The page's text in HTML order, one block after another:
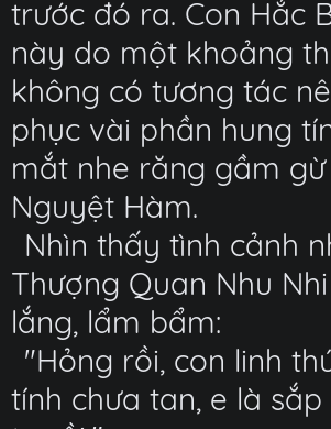
trước đó ra. Con Hắc
này do một khoảng
không có tương tác
phục vài phần hung
mắt nhe răng gầm
Nguyệt Hàm.
Nhìn thấy tình cảnh
Thượng Quan Nhu
lắng, lẩm bẩm:
"Hỏng rồi, con linh
tính chưa tan, e là